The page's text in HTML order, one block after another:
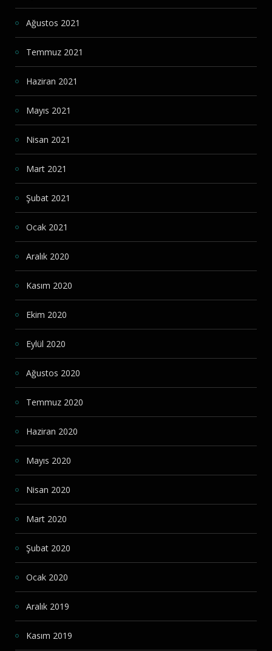
Ağustos 2021
Temmuz 2021
Haziran 2021
Mayıs 2021
Nisan 2021
Mart 2021
Şubat 2021
Ocak 2021
Aralık 2020
Kasım 2020
Ekim 2020
Eylül 2020
Ağustos 2020
Temmuz 2020
Haziran 2020
Mayıs 2020
Nisan 2020
Mart 2020
Şubat 2020
Ocak 2020
Aralık 2019
Kasım 2019